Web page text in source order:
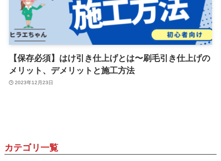
【保存必須】はけ引き仕上げとは〜刷毛引き仕上げの
メリット、デメリットと施工方法
2023年12月23日
カテゴリ一覧